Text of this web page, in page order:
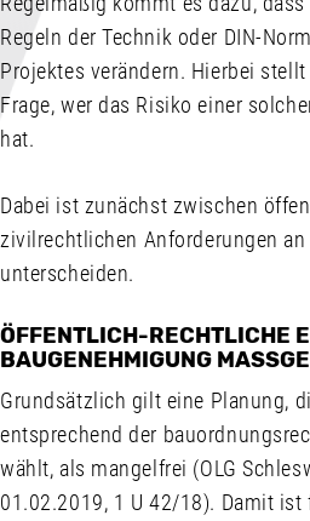
Regeln der Technik oder DIN-
Projektes verändern. Hierbei
Frage, wer das Risiko einer
hat.
Dabei ist zunächst zwischen
zivilrechtlichen Anforderungen an
unterscheiden.
ÖFFENTLICH-RECHTLICHE
BAUGENEHMIGUNG
Grundsätzlich gilt eine Planung,
entsprechend der
wählt, als mangelfrei (OLG
01.02.2019, 1 U 42/18). Damit ist